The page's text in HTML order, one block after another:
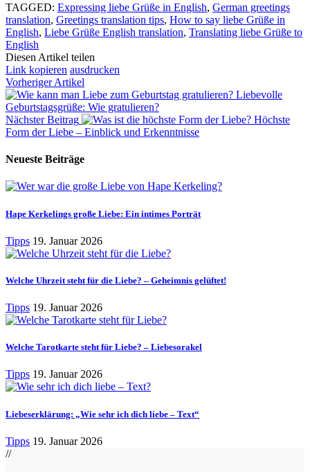
TAGGED: Expressing liebe Grüße in English, German greetings
translation, Greetings translation tips, How to say liebe Grüße in
English, Liebe Grüße English translation, Translating liebe Grüße to
English
Diesen Artikel teilen
Link kopieren ausdrucken
Vorheriger Artikel
Liebevolle
Geburtstagsgrüße: Wie gratulieren?
Nächster Beitrag
Höchste
Form der Liebe – Einblick und Erkenntnisse
Neueste Beiträge
Hape Kerkelings große Liebe: Ein intimes Porträt
Tipps 19. Januar 2026
Welche Uhrzeit steht für die Liebe? – Geheimnis gelüftet!
Tipps 19. Januar 2026
Welche Tarotkarte steht für Liebe? – Liebesorakel
Tipps 19. Januar 2026
Liebeserklärung: „Wie sehr ich dich liebe – Text“
Tipps 19. Januar 2026
//